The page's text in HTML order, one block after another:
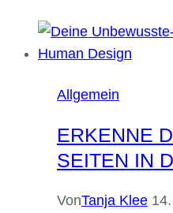
in
Allgemein
ERKENNE
SEITEN IN
VonTanja Klee